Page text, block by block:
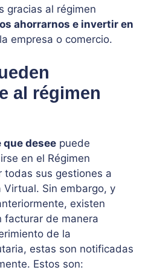
gracias al régimen
ahorrarnos e invertir en
empresa o comercio.
al régimen
desee puede
en el Régimen
todas sus gestiones a
Sin embargo, y
existen
facturar de manera
de la
estas son notificadas
Estos son: